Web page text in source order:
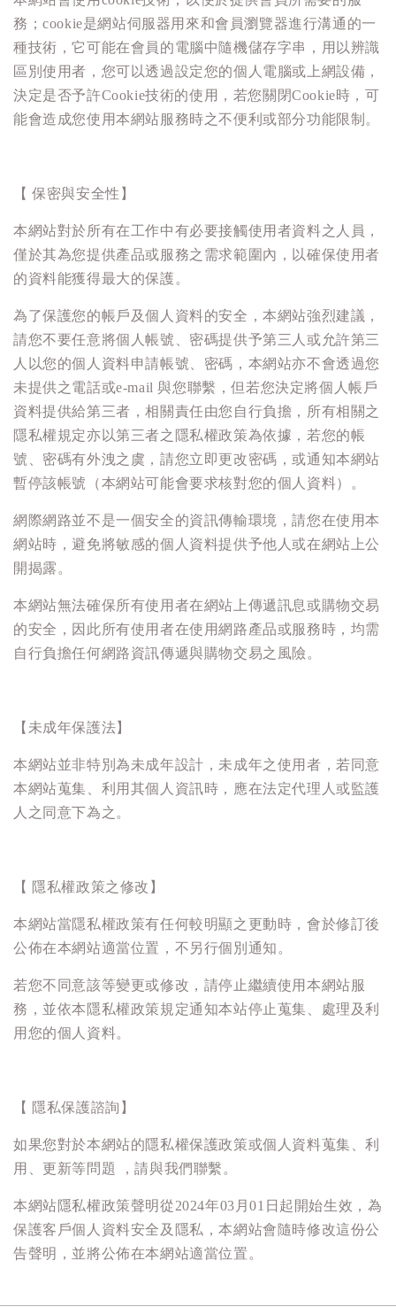
務；cookie是網站伺服器用來和會員瀏覽器進行溝通的一
種技術，它可能在會員的電腦中隨機儲存字串，用以辨識
區別使用者，您可以透過設定您的個人電腦或上網設備，
決定是否予許Cookie技術的使用，若您關閉Cookie時，可
能會造成您使用本網站服務時之不便利或部分功能限制。
【 保密與安全性】
本網站對於所有在工作中有必要接觸使用者資料之人員，
僅於其為您提供產品或服務之需求範圍內，以確保使用者
的資料能獲得最大的保護。
為了保護您的帳戶及個人資料的安全，本網站強烈建議，
請您不要任意將個人帳號、密碼提供予第三人或允許第三
人以您的個人資料申請帳號、密碼，本網站亦不會透過您
未提供之電話或e-mail 與您聯繫，但若您決定將個人帳戶
資料提供給第三者，相關責任由您自行負擔，所有相關之
隱私權規定亦以第三者之隱私權政策為依據，若您的帳
號、密碼有外洩之虞，請您立即更改密碼，或通知本網站
暫停該帳號（本網站可能會要求核對您的個人資料）。
網際網路並不是一個安全的資訊傳輸環境，請您在使用本
網站時，避免將敏感的個人資料提供予他人或在網站上公
開揭露。
本網站無法確保所有使用者在網站上傳遞訊息或購物交易
的安全，因此所有使用者在使用網路產品或服務時，均需
自行負擔任何網路資訊傳遞與購物交易之風險。
【未成年保護法】
本網站並非特別為未成年設計，未成年之使用者，若同意
本網站蒐集、利用其個人資訊時，應在法定代理人或監護
人之同意下為之。
【 隱私權政策之修改】
本網站當隱私權政策有任何較明顯之更動時，會於修訂後
公佈在本網站適當位置，不另行個別通知。
若您不同意該等變更或修改，請停止繼續使用本網站服
務，並依本隱私權政策規定通知本站停止蒐集、處理及利
用您的個人資料。
【 隱私保護諮詢】
如果您對於本網站的隱私權保護政策或個人資料蒐集、利
用、更新等問題 ，請與我們聯繫。
本網站隱私權政策聲明從2024年03月01日起開始生效，為
保護客戶個人資料安全及隱私，本網站會隨時修改這份公
告聲明，並將公佈在本網站適當位置。